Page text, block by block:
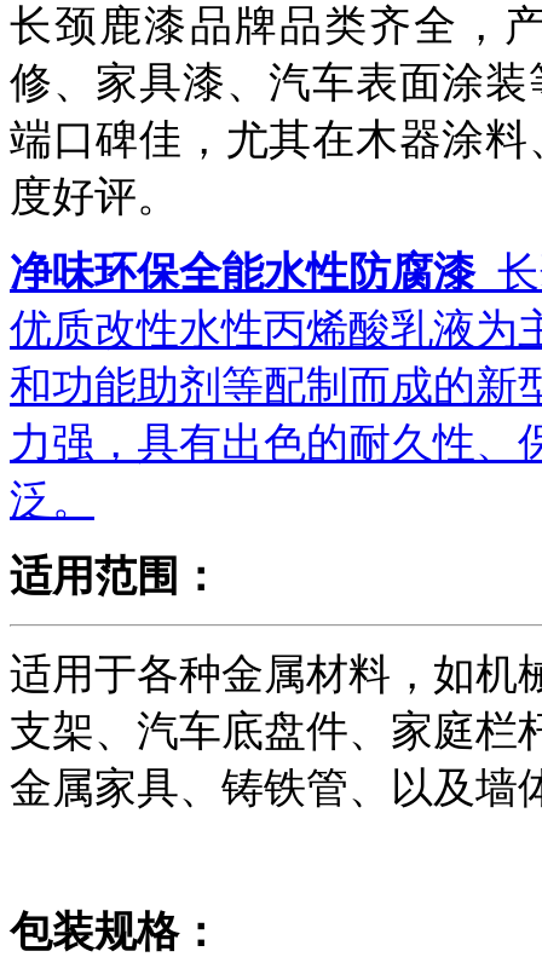
长颈鹿漆品牌品类齐全，
修、家具漆、汽车表面涂
端口碑佳，尤其在木器涂
度好评。
净味环保全能水性防腐漆
优质改性水性丙烯酸乳液为
和功能助剂等配制而成的新
力强，具有出色的耐久性、
泛。
适用范围：
适用于各种金属材料，如机
支架、汽车底盘件、家庭栏
金属家具、铸铁管、以及墙
包装规格：